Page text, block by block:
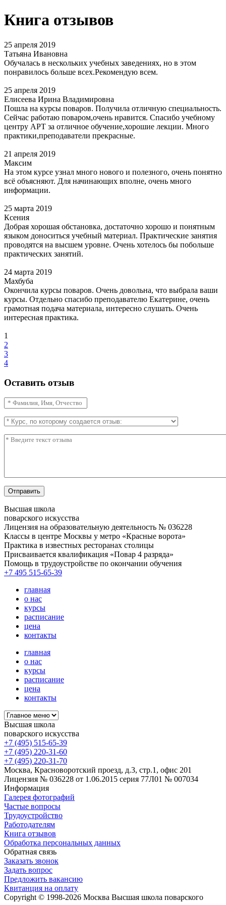
Книга отзывов
25 апреля 2019
Татьяна Ивановна
Обучалась в нескольких учебных заведениях, но в этом
понравилось больше всех.Рекомендую всем.
25 апреля 2019
Елисеева Ирина Владимировна
Пошла на курсы поваров. Получила отличную специальность.
Сейчас работаю поваром,очень нравится. Спасибо учебному
центру АРТ за отличное обучение,хорошие лекции. Много
практики,преподаватели прекрасные.
21 апреля 2019
Максим
На этом курсе узнал много нового и полезного, очень понятно
всё объясняют. Для начинающих вполне, очень много
информации.
25 марта 2019
Ксения
Добрая хорошая обстановка, достаточно хорошо и понятным
языком доноситься учебный материал. Практические занятия
проводятся на высшем уровне. Очень хотелось бы побольше
практических занятий.
24 марта 2019
Махбуба
Окончила курсы поваров. Очень довольна, что выбрала ваши
курсы. Отдельно спасибо преподавателю Екатерине, очень
грамотная подача материала, интересно слушать. Очень
интересная практика.
1
2
3
4
Оставить отзыв
Высшая школа
поварского искусства
Лицензия на образовательную деятельность № 036228
Классы в центре Москвы у метро «Красные ворота»
Практика в известных ресторанах столицы
Присваивается квалификация «Повар 4 разряда»
Помощь в трудоустройстве по окончании обучения
+7 495 515-65-39
главная
о нас
курсы
расписание
цена
контакты
главная
о нас
курсы
расписание
цена
контакты
Высшая школа
поварского искусства
+7 (495) 515-65-39
+7 (495) 220-31-60
+7 (495) 220-31-70
Москва, Красноворотский проезд, д.3, стр.1, офис 201
Лицензия № 036228 от 1.06.2015 серия 77Л01 № 007034
Информация
Галерея фотографий
Частые вопросы
Трудоустройство
Работодателям
Книга отзывов
Обработка персональных данных
Обратная связь
Заказать звонок
Задать вопрос
Предложить вакансию
Квитанция на оплату
Copyright © 1998-2026 Москва Высшая школа поварского